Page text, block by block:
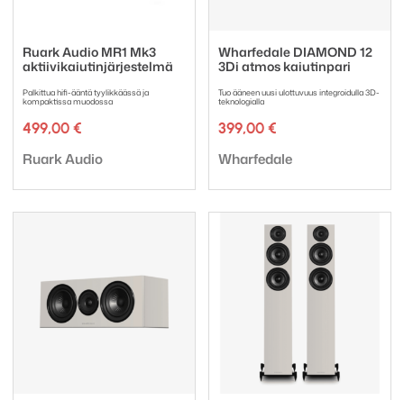
Ruark Audio MR1 Mk3
aktiivikaiutinjärjestelmä
Palkittua hifi-ääntä tyylikkäässä ja
kompaktissa muodossa
499,00 €
Tuotemerkki:
Ruark Audio
Wharfedale DIAMOND 12
3Di atmos kaiutinpari
Tuo ääneen uusi ulottuvuus integroidulla 3D-
teknologialla
399,00 €
Tuotemerkki:
Wharfedale